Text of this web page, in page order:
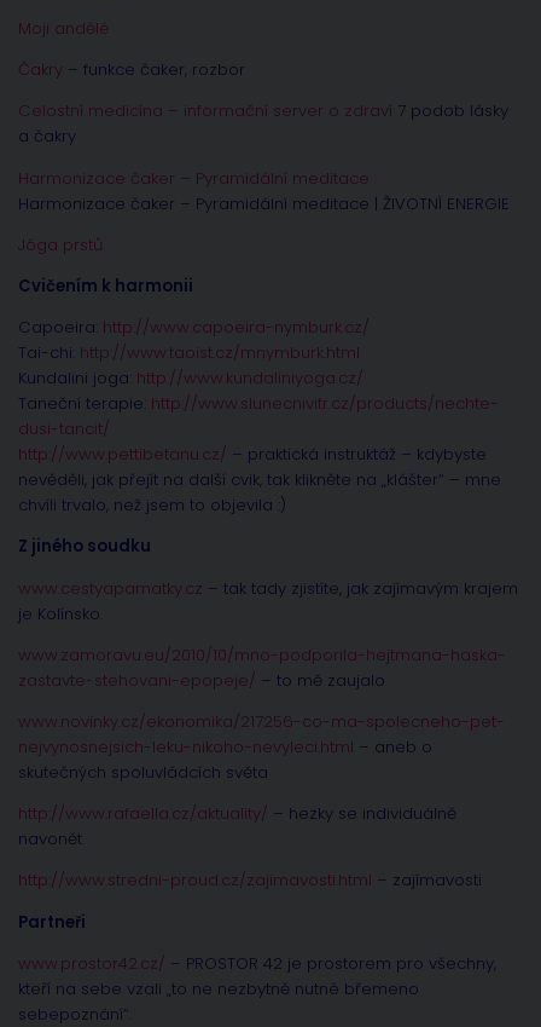
Moji andělé
Čakry – funkce čaker, rozbor
Celostní medicína – informační server o zdraví 7 podob lásky
a čakry
Harmonizace čaker – Pyramidální meditace
Harmonizace čaker – Pyramidální meditace | ŽIVOTNÍ ENERGIE
Jóga prstů
Cvičením k harmonii
Capoeira: http://www.capoeira-nymburk.cz/
Tai-chi: http://www.taoist.cz/mnymburk.html
Kundalini joga: http://www.kundaliniyoga.cz/
Taneční terapie: http://www.slunecnivitr.cz/products/nechte-
dusi-tancit/
http://www.pettibetanu.cz/ – praktická instruktáž – kdybyste
nevěděli, jak přejít na další cvik, tak klikněte na „klášter“ – mne
chvíli trvalo, než jsem to objevila :)
Z jiného soudku
www.cestyapamatky.cz – tak tady zjistíte, jak zajímavým krajem
je Kolínsko.
www.zamoravu.eu/2010/10/mno-podporila-hejtmana-haska-
zastavte-stehovani-epopeje/ – to mě zaujalo
www.novinky.cz/ekonomika/217256-co-ma-spolecneho-pet-
nejvynosnejsich-leku-nikoho-nevyleci.html – aneb o
skutečných spoluvládcích světa
http://www.rafaella.cz/aktuality/ – hezky se individuálně
navonět
http://www.stredni-proud.cz/zajimavosti.html – zajímavosti
Partneři
www.prostor42.cz/ – PROSTOR 42 je prostorem pro všechny,
kteří na sebe vzali „to ne nezbytně nutné břemeno
sebepoznání“.